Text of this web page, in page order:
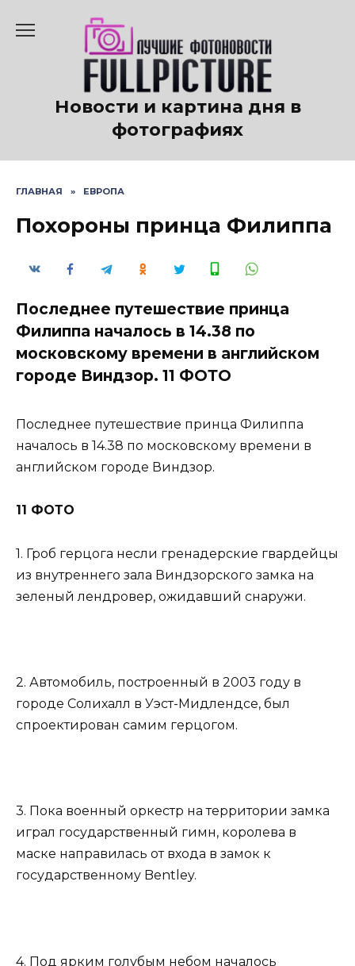
содержанию
Новости и картина дня в
фотографиях
ГЛАВНАЯ » ЕВРОПА
Похороны принца Филиппа
Последнее путешествие принца
Филиппа началось в 14.38 по
московскому времени ​​в английском
городе Виндзор. 11 ФОТО
Последнее путешествие принца Филиппа
началось в 14.38 по московскому времени ​​в
английском городе Виндзор.
11 ФОТО
1. Гроб герцога несли гренадерские гвардейцы
из внутреннего зала Виндзорского замка на
зеленый лендровер, ожидавший снаружи.
2. Автомобиль, построенный в 2003 году в
городе Солихалл в Уэст-Мидлендсе, был
спроектирован самим герцогом.
3. Пока военный оркестр на территории замка
играл государственный гимн, королева в
маске направилась от входа в замок к
государственному Bentley.
4. Под ярким голубым небом началось